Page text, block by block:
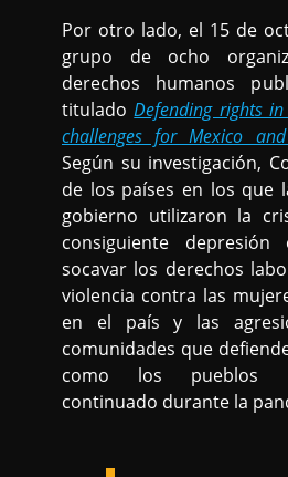
Por otro lado, el 15 de
grupo de ocho
derechos humanos
tituladoDefending rights
challenges for Mexico
Según su investigación,
de los países en los que
gobierno utilizaron la
consiguiente depresión
socavar los derechos
violencia contra las
en el país y las
comunidades que
como los pueblos
continuado durante la